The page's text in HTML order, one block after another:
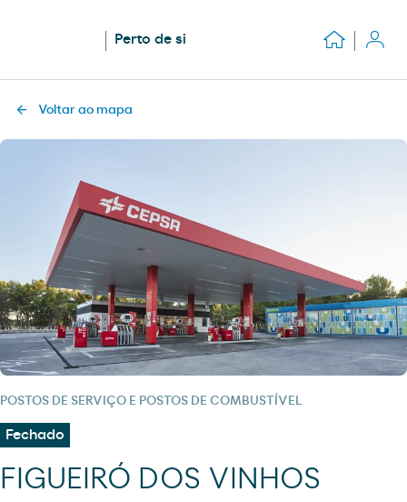
Perto de si
Voltar ao mapa
POSTOS DE SERVIÇO E POSTOS DE COMBUSTÍVEL
Fechado
FIGUEIRÓ DOS VINHOS